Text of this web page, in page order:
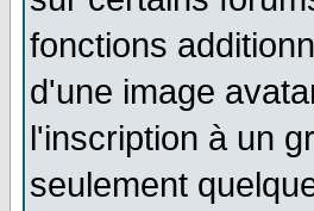
fonctions
d'une image
l'inscription à un
seulement